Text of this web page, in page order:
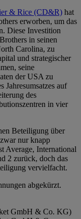
& Rice (CD&R) hat
erworben, um das
Diese Investition
in seinen
Carolina, zu
und strategischer
seine
der USA zu
Jahresumsatzes auf
des
in vier
Beteiligung über
nur knapp
Average, International
2 zurück, doch das
vervielfacht.
abgekürzt.
GmbH & Co. KG)